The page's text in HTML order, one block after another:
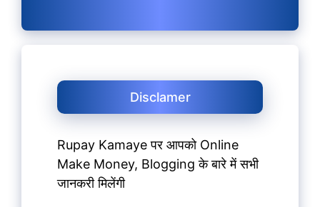
Disclamer
Rupay Kamaye पर आपको Online
Make Money, Blogging के बारे में सभी
जानकरी मिलेंगी